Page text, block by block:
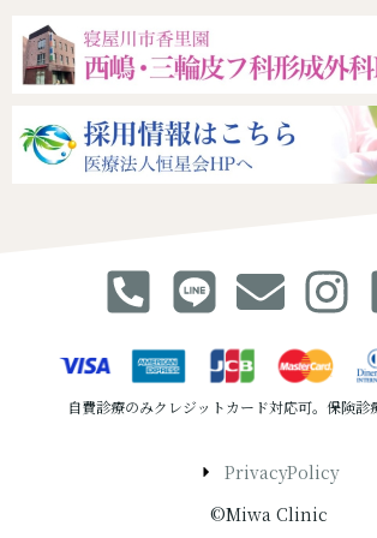
自費診療のみクレジットカード対応可。保険診
PrivacyPolicy
©Miwa Clinic